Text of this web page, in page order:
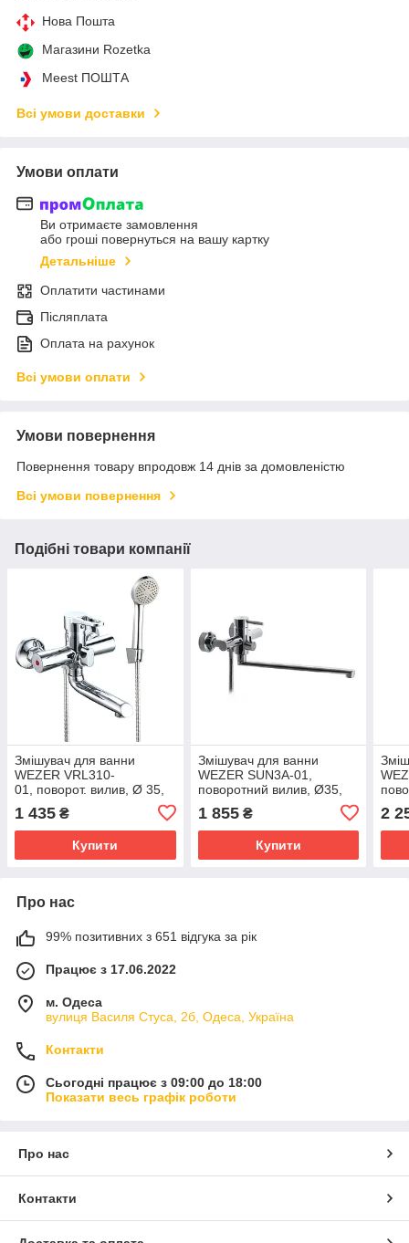
Нова Пошта
Магазини Rozetka
Meest ПОШТА
Всі умови доставки
Умови оплати
Ви отримаєте замовлення
або гроші повернуться на вашу картку
Детальніше
Оплатити частинами
Післяплата
Оплата на рахунок
Всі умови оплати
Умови повернення
Повернення товару впродовж 14 днів за домовленістю
Всі умови повернення
Подібні товари компанії
Змішувач для ванни
WEZER VRL310-
01, поворот. вилив, Ø 35,
1 435 ₴
Купити
Змішувач для ванни
WEZER SUN3A-01,
поворотний вилив, Ø35,
1 855₴
Купити
2
Про нас
99% позитивних з 651 відгука за рік
Працює з 17.06.2022
м. Одеса
вулиця Василя Стуса, 2б, Одеса, Україна
Контакти
Сьогодні працює з 09:00 до 18:00
Показати весь графік роботи
Про нас
Контакти